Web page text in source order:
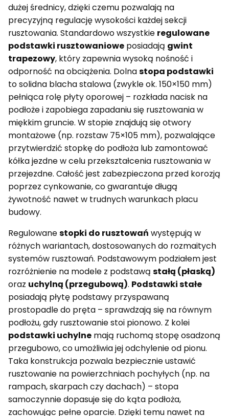
dużej średnicy, dzięki czemu pozwalają na
precyzyjną regulację wysokości każdej sekcji
rusztowania. Standardowo wszystkie regulowane
podstawki rusztowaniowe posiadają gwint
trapezowy, który zapewnia wysoką nośność i
odporność na obciążenia. Dolnastopa podstawki
to solidna blacha stalowa (zwykle ok. 150×150 mm)
pełniąca rolę płyty oporowej – rozkłada nacisk na
podłoże i zapobiega zapadaniu się rusztowania w
miękkim gruncie. W stopie znajdują się otwory
montażowe (np. rozstaw 75×105 mm), pozwalające
przytwierdzić stopkę do podłoża lub zamontować
kółka jezdne w celu przekształcenia rusztowania w
przejezdne. Całość jest zabezpieczona przed korozją
poprzez cynkowanie, co gwarantuje długą
żywotność nawet w trudnych warunkach placu
budowy.
Regulowanestopki do rusztowań występują w
różnych wariantach, dostosowanych do rozmaitych
systemów rusztowań. Podstawowym podziałem jest
rozróżnienie na modele z podstawą stałą (płaską)
oraz uchylną (przegubową). Podstawki stałe
posiadają płytę podstawy przyspawaną
prostopadle do pręta – sprawdzają się na równym
podłożu, gdy rusztowanie stoi pionowo. Z kolei
podstawki uchylne mają ruchomą stopę osadzoną
przegubowo, co umożliwia jej odchylenie od pionu.
Taka konstrukcja pozwala bezpiecznie ustawić
rusztowanie na powierzchniach pochyłych (np. na
rampach, skarpach czy dachach) – stopa
samoczynnie dopasuje się do kąta podłoża,
zachowując pełne oparcie. Dzięki temu nawet na